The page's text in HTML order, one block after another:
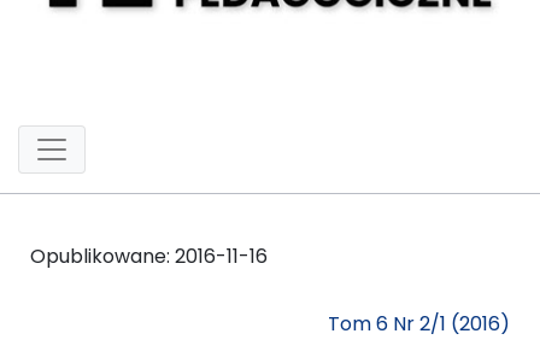
Opublikowane: 2016-11-16
Tom 6 Nr 2/1 (2016)